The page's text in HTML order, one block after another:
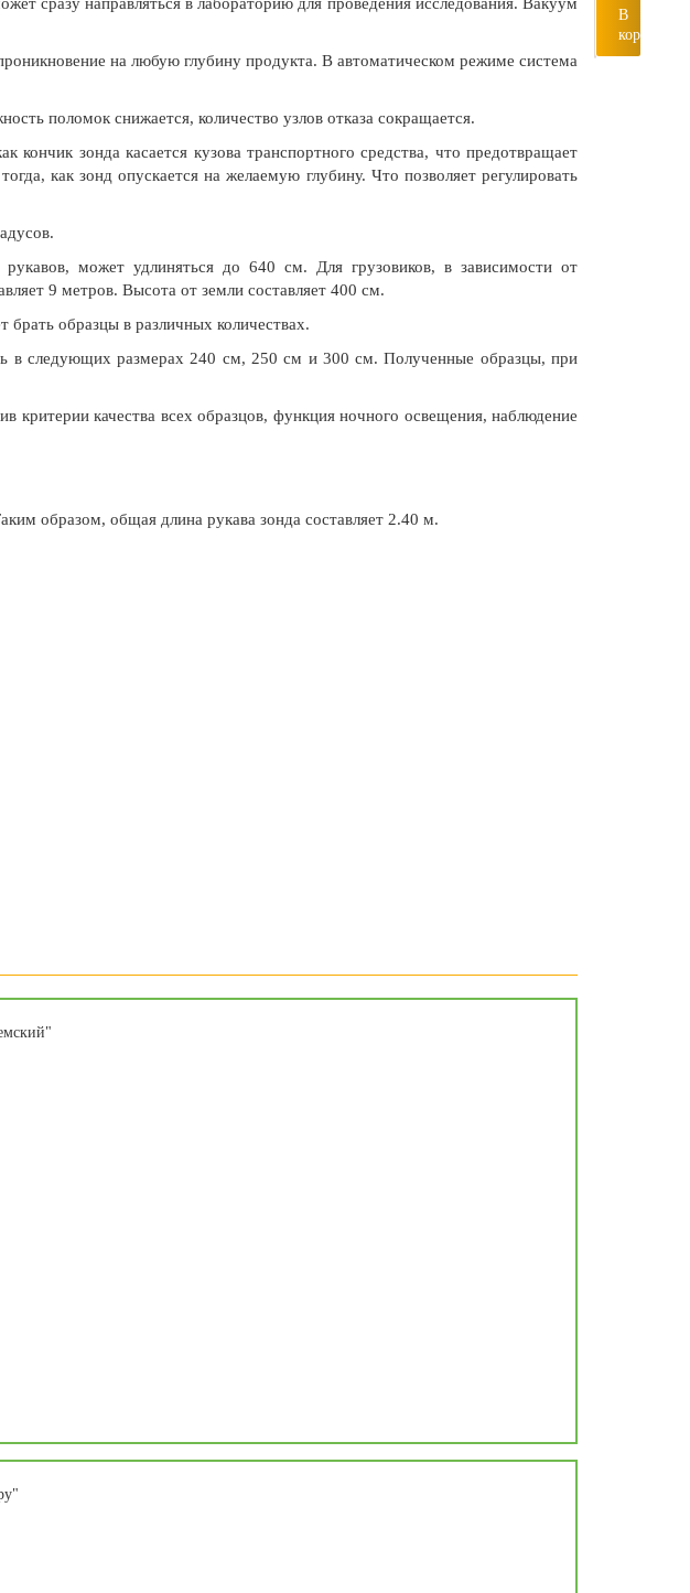
на любую глубину продукта. В автоматическом режиме система
поломок снижается, количество узлов отказа сокращается.
кончик зонда касается кузова транспортного средства, что предотвращает
как зонд опускается на желаемую глубину. Что позволяет регулировать
может удлиняться до 640 см. Для грузовиков, в зависимости от
9 метров. Высота от земли составляет 400 см.
образцы в различных количествах.
в следующих размерах 240 см, 250 см и 300 см. Полученные образцы, при
качества всех образцов, функция ночного освещения, наблюдение
образом, общая длина рукава зонда составляет 2.40 м.
В
корзину